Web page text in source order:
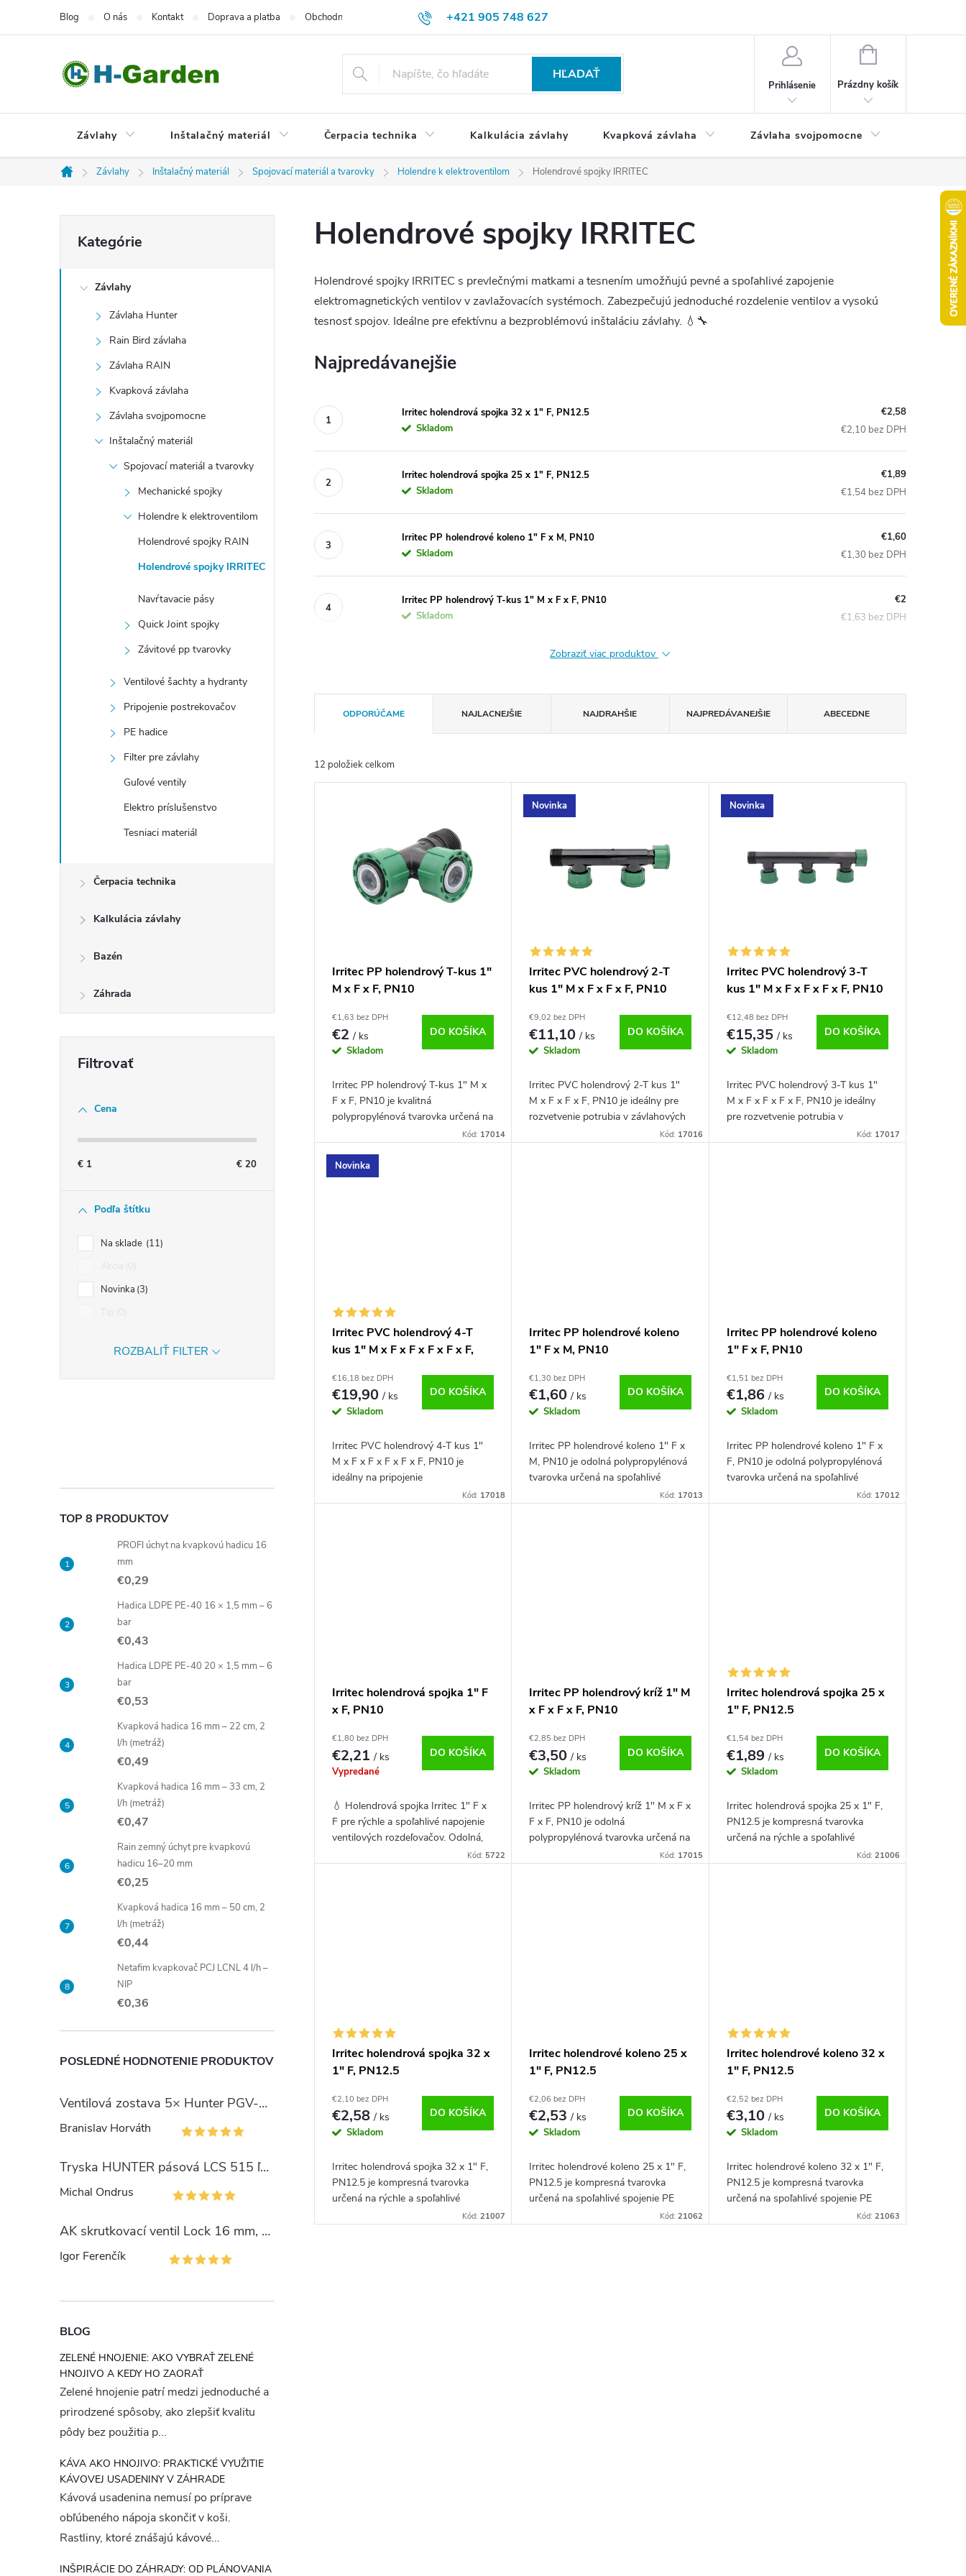
+421 905 748 627
Blog O nás Kontakt Doprava a platba Obchodné podmienky Ochrana osobných údajov
HĽADAŤ
Prihlásenie
NÁKUPNÝ
Prázdny košík
Závlahy Inštalačný materiál Čerpacia technika Kalkulácia závlahy Kvapková závlaha Závlaha svojpomocne
Domov
Závlahy Inštalačný materiál Spojovací materiál a tvarovky Holendre k elektroventilom Holendrové spojky IRRITEC
o
kategórie
Kategórie
Závlahy
Závlaha Hunter
Rain Bird závlaha
Závlaha RAIN
Kvapková závlaha
Závlaha svojpomocne
Inštalačný materiál
Spojovací materiál a tvarovky
Mechanické spojky
Holendre k elektroventilom
Holendrové spojky RAIN
Holendrové spojky IRRITEC
Navŕtavacie pásy
Quick Joint spojky
Závitové pp tvarovky
Ventilové šachty a hydranty
Pripojenie postrekovačov
PE hadice
Filter pre závlahy
Guľové ventily
Elektro príslušenstvo
Tesniaci materiál
Čerpacia technika
Kalkulácia závlahy
Bazén
Záhrada
Cena
€ 1 € 20
Podľa štítku
Na sklade 11
Novinka 3
ROZBALIŤ FILTER
TOP 8 PRODUKTOV
PROFI úchyt na kvapkovú hadicu 16
mm
€0,29
Hadica LDPE PE-40 16 × 1,5 mm – 6
bar
€0,43
Hadica LDPE PE-40 20 × 1,5 mm – 6
bar
€0,53
Kvapková hadica 16 mm – 22 cm, 2
l/h (metráž)
€0,49
Kvapková hadica 16 mm – 33 cm, 2
l/h (metráž)
€0,47
Rain zemný úchyt pre kvapkovú
hadicu 16–20 mm
€0,25
Kvapková hadica 16 mm – 50 cm, 2
l/h (metráž)
€0,44
Netafim kvapkovač PCJ LCNL 4 l/h –
NIP
€0,36
POSLEDNÉ HODNOTENIE PRODUKTOV
Ventilová zostava 5× Hunter PGV-101 so šachtou Jumbo
Branislav Horváth
Tryska HUNTER pásová LCS 515 ľavý okraj
Michal Ondrus
AK skrutkovací ventil Lock 16 mm, PN4
Igor Ferenčík
BLOG
ZELENÉ HNOJENIE: AKO VYBRAŤ ZELENÉ
HNOJIVO A KEDY HO ZAORAŤ
Zelené hnojenie patrí medzi jednoduché a
prirodzené spôsoby, ako zlepšiť kvalitu
pôdy bez použitia p...
KÁVA AKO HNOJIVO: PRAKTICKÉ VYUŽITIE
KÁVOVEJ USADENINY V ZÁHRADE
Kávová usadenina nemusí po príprave
obľúbeného nápoja skončiť v koši.
Rastliny, ktoré znášajú kávové...
INŠPIRÁCIE DO ZÁHRADY: OD PLÁNOVANIA
Holendrové spojky IRRITEC
Holendrové spojky IRRITEC s prevlečnými matkami a tesnením umožňujú pevné a spoľahlivé zapojenie
elektromagnetických ventilov v zavlažovacích systémoch. Zabezpečujú jednoduché rozdelenie ventilov a vysokú
tesnosť spojov. Ideálne pre efektívnu a bezproblémovú inštaláciu závlahy. 💧🔧
Najpredávanejšie
Irritec holendrová spojka 32 x 1" F, PN12.5
Skladom
€2,58
€2,10 bez DPH
Irritec holendrová spojka 25 x 1" F, PN12.5
Skladom
€1,89
€1,54 bez DPH
Irritec PP holendrové koleno 1" F x M, PN10
Skladom
€1,60
€1,30 bez DPH
Irritec PP holendrový T-kus 1" M x F x F, PN10
Skladom
€2
€1,63 bez DPH
Zobraziť viac produktov
a
d
k
ODPORÚČAME NAJLACNEJŠIE NAJDRAHŠIE NAJPREDÁVANEJŠIE ABECEDNE
12 položiek celkom
k
Irritec PP holendrový T-kus 1"
M x F x F, PN10
€1,63 bez DPH
€2/ ks
Skladom
DO KOŠÍKA
Irritec PP holendrový T-kus 1" M x
F x F, PN10 je kvalitná
polypropylénová tvarovka určená na
spoľahlivé rozvetvenie potrubia v
aj pre spojenie...
Kód: 17014
Novinka
Irritec PVC holendrový 2-T
kus 1" M x F x F x F, PN10
€9,02 bez DPH
€11,10/ ks
Skladom
DO KOŠÍKA
Irritec PVC holendrový 2-T kus 1"
M x F x F x F, PN10 je ideálny pre
rozvetvenie potrubia v závlahových
Kód: 17016
Novinka
Irritec PVC holendrový 3-T
kus 1" M x F x F x F x F, PN10
€12,48 bez DPH
€15,35/ ks
Skladom
DO KOŠÍKA
Irritec PVC holendrový 3-T kus 1"
M x F x F x F x F, PN10 je ideálny
pre rozvetvenie potrubia v
závlahových systémoch a pripojenie
Kód: 17017
Novinka
Irritec PVC holendrový 4-T
kus 1" M x F x F x F x F x F,
€16,18 bez DPH
€19,90/ ks
Skladom
DO KOŠÍKA
Irritec PVC holendrový 4-T kus 1"
M x F x F x F x F x F, PN10 je
ideálny na pripojenie
elektromagnetických ventilov aKód: 17018
Irritec PP holendrové koleno
1" F x M, PN10
€1,30 bez DPH
€1,60/ ks
Skladom
DO KOŠÍKA
Irritec PP holendrové koleno 1" F x
M, PN10 je odolná polypropylénová
tvarovka určená na spoľahlivé
spojenie potrubia v závlahových
Kód: 17013
Irritec PP holendrové koleno
1" F x F, PN10
€1,51 bez DPH
€1,86/ ks
Skladom
DO KOŠÍKA
Irritec PP holendrové koleno 1" F x
F, PN10 je odolná polypropylénová
tvarovka určená na spoľahlivé
spojenie potrubia v závlahových
Kód: 17012
Irritec holendrová spojka 1" F
x F, PN10
€1,80 bez DPH
€2,21/ ks
Vypredané
DO KOŠÍKA
💧 Holendrová spojka Irritec 1" F x
F pre rýchle a spoľahlivé napojenie
ventilových rozdeľovačov. Odolná,
Kód: 5722
Irritec PP holendrový kríž 1" M
x F x F x F, PN10
€2,85 bez DPH
€3,50/ ks
Skladom
DO KOŠÍKA
Irritec PP holendrový kríž 1" M x F x
F x F, PN10 je odolná
polypropylénová tvarovka určená na
spoľahlivé rozvetvenie potrubia v
Kód: 17015
Irritec holendrová spojka 25 x
1" F, PN12.5
€1,54 bez DPH
€1,89/ ks
Skladom
DO KOŠÍKA
Irritec holendrová spojka 25 x 1" F,
PN12.5 je kompresná tvarovka
určená na rýchle a spoľahlivé
spojenie PE rúry s priemerom 25
Kód: 21006
Irritec holendrová spojka 32 x
1" F, PN12.5
€2,10 bez DPH
€2,58/ ks
Skladom
DO KOŠÍKA
Irritec holendrová spojka 32 x 1" F,
PN12.5 je kompresná tvarovka
určená na rýchle a spoľahlivé
spojenie PE rúry s priemerom 32
Kód:21007
Irritec holendrové koleno 25 x
1" F, PN12.5
€2,06 bez DPH
€2,53/ ks
Skladom
DO KOŠÍKA
Irritec holendrové koleno 25 x 1" F,
PN12.5 je kompresná tvarovka
určená na spoľahlivé spojenie PE
rúry s priemerom 25 mm a 1"Kód: 21062
Irritec holendrové koleno 32 x
1" F, PN12.5
€2,52 bez DPH
€3,10/ ks
Skladom
DO KOŠÍKA
Irritec holendrové koleno 32 x 1" F,
PN12.5 je kompresná tvarovka
určená na spoľahlivé spojenie PE
rúry s priemerom 32 mm a 1"Kód: 21063